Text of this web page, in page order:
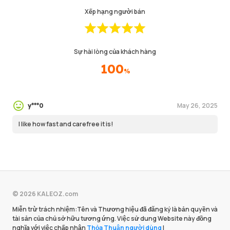
Xếp hạng người bán
Sự hài lòng của khách hàng
100%
y***0 May 26, 2025
I like how fast and carefree it is!
© 2026 KALEOZ.com
Miễn trừ trách nhiệm:Tên và Thương hiệu đã đăng ký là bản quyền và
tài sản của chủ sở hữu tương ứng. Việc sử dung Website này đồng
nghĩa với việc chấp nhận Thỏa Thuận người dùng|